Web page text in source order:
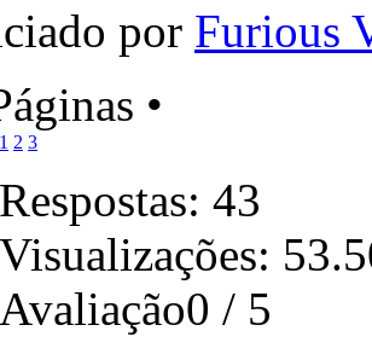
por Furious
•
1 2 3
Respostas: 43
Visualizações:
Avaliação0 / 5